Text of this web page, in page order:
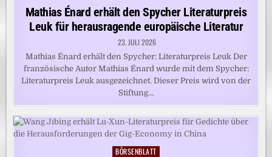
in
Mathias Énard erhält den Spycher Literaturpreis
Leuk für herausragende europäische Literatur
23. JULI 2026
Mathias Énard erhält den Spycher: Literaturpreis Leuk Der
französische Autor Mathias Énard wurde mit dem Spycher:
Literaturpreis Leuk ausgezeichnet. Dieser Preis wird von der
Stiftung…
Posted
BÖRSENBLATT